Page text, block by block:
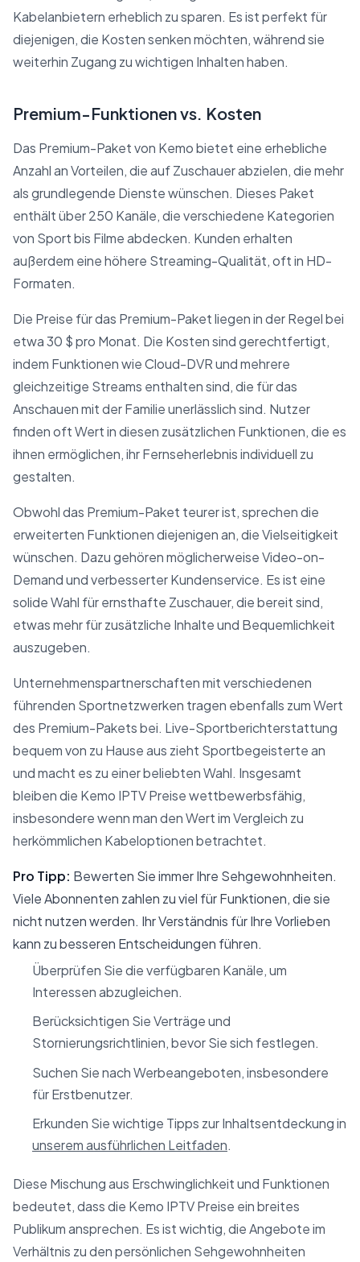
Kabelanbietern erheblich zu sparen. Es ist perfekt für
diejenigen, die Kosten senken möchten, während sie
weiterhin Zugang zu wichtigen Inhalten haben.
Premium-Funktionen vs. Kosten
Das Premium-Paket von Kemo bietet eine erhebliche
Anzahl an Vorteilen, die auf Zuschauer abzielen, die mehr
als grundlegende Dienste wünschen. Dieses Paket
enthält über 250 Kanäle, die verschiedene Kategorien
von Sport bis Filme abdecken. Kunden erhalten
außerdem eine höhere Streaming-Qualität, oft in HD-
Formaten.
Die Preise für das Premium-Paket liegen in der Regel bei
etwa 30 $ pro Monat. Die Kosten sind gerechtfertigt,
indem Funktionen wie Cloud-DVR und mehrere
gleichzeitige Streams enthalten sind, die für das
Anschauen mit der Familie unerlässlich sind. Nutzer
finden oft Wert in diesen zusätzlichen Funktionen, die es
ihnen ermöglichen, ihr Fernseherlebnis individuell zu
gestalten.
Obwohl das Premium-Paket teurer ist, sprechen die
erweiterten Funktionen diejenigen an, die Vielseitigkeit
wünschen. Dazu gehören möglicherweise Video-on-
Demand und verbesserter Kundenservice. Es ist eine
solide Wahl für ernsthafte Zuschauer, die bereit sind,
etwas mehr für zusätzliche Inhalte und Bequemlichkeit
auszugeben.
Unternehmenspartnerschaften mit verschiedenen
führenden Sportnetzwerken tragen ebenfalls zum Wert
des Premium-Pakets bei. Live-Sportberichterstattung
bequem von zu Hause aus zieht Sportbegeisterte an
und macht es zu einer beliebten Wahl. Insgesamt
bleiben die Kemo IPTV Preise wettbewerbsfähig,
insbesondere wenn man den Wert im Vergleich zu
herkömmlichen Kabeloptionen betrachtet.
Pro Tipp: Bewerten Sie immer Ihre Sehgewohnheiten.
Viele Abonnenten zahlen zu viel für Funktionen, die sie
nicht nutzen werden. Ihr Verständnis für Ihre Vorlieben
kann zu besseren Entscheidungen führen.
Überprüfen Sie die verfügbaren Kanäle, um
Interessen abzugleichen.
Berücksichtigen Sie Verträge und
Stornierungsrichtlinien, bevor Sie sich festlegen.
Suchen Sie nach Werbeangeboten, insbesondere
für Erstbenutzer.
Erkunden Sie wichtige Tipps zur Inhaltsentdeckung in
unserem ausführlichen Leitfaden.
Diese Mischung aus Erschwinglichkeit und Funktionen
bedeutet, dass die Kemo IPTV Preise ein breites
Publikum ansprechen. Es ist wichtig, die Angebote im
Verhältnis zu den persönlichen Sehgewohnheiten